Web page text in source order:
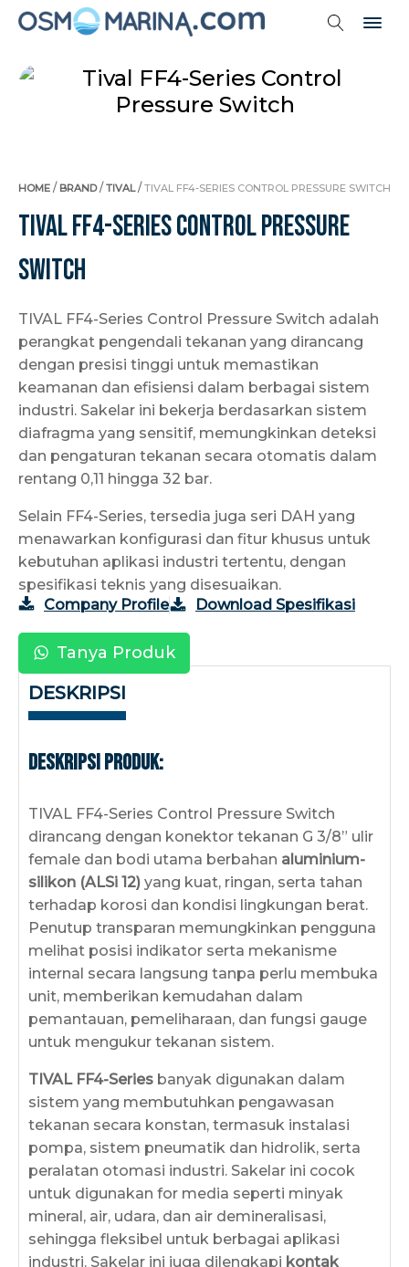
HOME / BRAND/ TIVAL/ TIVAL FF4-SERIES CONTROL PRESSURE SWITCH
Tival FF4-Series Control Pressure
Switch
TIVAL FF4-Series Control Pressure Switch adalah
perangkat pengendali tekanan yang dirancang
dengan presisi tinggi untuk memastikan
keamanan dan efisiensi dalam berbagai sistem
industri. Sakelar ini bekerja berdasarkan sistem
diafragma yang sensitif, memungkinkan deteksi
dan pengaturan tekanan secara otomatis dalam
rentang 0,11 hingga 32 bar.
Selain FF4-Series, tersedia juga seri DAH yang
menawarkan konfigurasi dan fitur khusus untuk
kebutuhan aplikasi industri tertentu, dengan
spesifikasi teknis yang disesuaikan.
Company Profile
Download Spesifikasi
Tanya Produk
DESKRIPSI
Deskripsi Produk:
TIVAL FF4-Series Control Pressure Switch
dirancang dengan konektor tekanan G 3/8” ulir
female dan bodi utama berbahan aluminium-
silikon (ALSi 12) yang kuat, ringan, serta tahan
terhadap korosi dan kondisi lingkungan berat.
Penutup transparan memungkinkan pengguna
melihat posisi indikator serta mekanisme
internal secara langsung tanpa perlu membuka
unit, memberikan kemudahan dalam
pemantauan, pemeliharaan, dan fungsi gauge
untuk mengukur tekanan sistem.
TIVAL FF4-Series banyak digunakan dalam
sistem yang membutuhkan pengawasan
tekanan secara konstan, termasuk instalasi
pompa, sistem pneumatik dan hidrolik, serta
peralatan otomasi industri. Sakelar ini cocok
untuk digunakan for media seperti minyak
mineral, air, udara, dan air demineralisasi,
sehingga fleksibel untuk berbagai aplikasi
industri. Sakelar ini juga dilengkapi kontak